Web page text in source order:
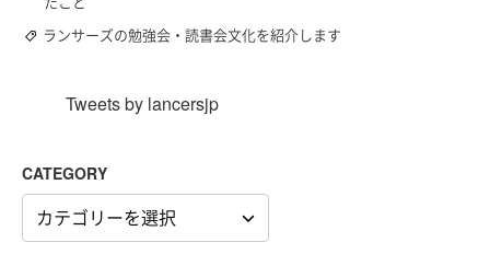
ランサーズの勉強会・読書会文化を紹介します
Tweets by lancersjp
CATEGORY
CATEGORY